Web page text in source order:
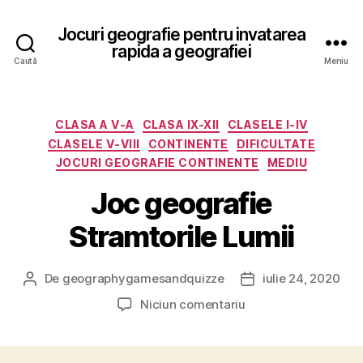
Caută
Jocuri geografie pentru invatarea
rapida a geografiei
Meniu
Categorii
CLASA A V-A CLASA IX-XII
CLASELE I-IV
CLASELE V-VIII
CONTINENTE
DIFICULTATE
JOCURI GEOGRAFIE CONTINENTE
MEDIU
Joc geografie
Stramtorile Lumii
Autor
De geographygamesandquizze
Datăiulie 24, 2020
Niciun comentariula